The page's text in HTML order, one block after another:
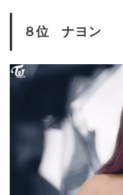
８位 ナヨン